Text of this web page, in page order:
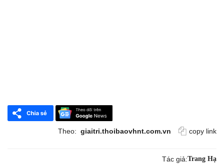
Theo: giaitri.thoibaovhnt.com.vn copy link
Tác giả:Trang Hạ